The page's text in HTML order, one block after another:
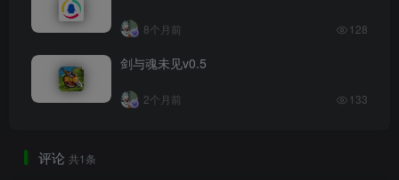
8个月前 128
剑与魂未见v0.5
2个月前 133
评论 共1条